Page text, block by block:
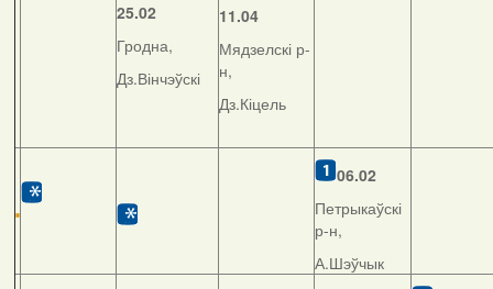
25.02
Гродна,
Дз.Вінчэўскі
11.04
Мядзелскі р-
н,
Дз.Кіцель
06.02
Петрыкаўскі
р-н,
А.Шэўчык